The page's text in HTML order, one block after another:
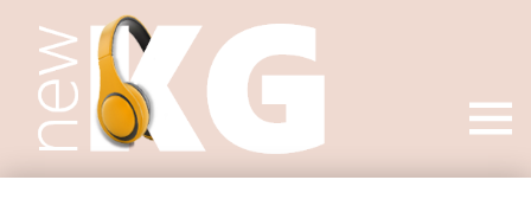
Open